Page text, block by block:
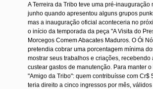
A Terreira da Tribo teve uma pré-inauguração
junho quando apresentou alguns grupos
mas a inauguração oficial aconteceria no
o início da temporada da peça "A Visita do
Morcegos Comem Abacates Maduros. O Ói
pretendia cobrar uma porcentagem mínima
mostrar seus trabalhos e criações, recebendo
custear gastos de manutenção. Para manter
"Amigo da Tribo": quem contribuísse com Cr$
teria direito a cinco ingressos por mês,